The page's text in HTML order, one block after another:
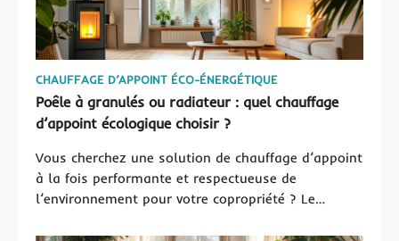
professionnel si une panne survient ou si vous
avez un doute sur le fonctionnement. Néanmoins,
ne laissez jamais fonctionner un chauffage
d’appoint sans surveillance, surtout la nuit. Enfin,
équipez-vous d’un détecteur de fumée pour
renforcer la sécurité dans les parties communes
CHAUFFAGE D’APPOINT ÉCO-ÉNERGÉTIQUE
Poêle à granulés ou radiateur : quel chauffage
d’appoint écologique choisir ?
Vous cherchez une solution de chauffage d’appoint
à la fois performante et respectueuse de
l’environnement pour votre copropriété ? Le…